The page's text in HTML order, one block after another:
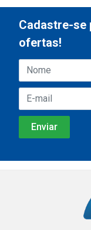
Cadastre-se
ofertas!